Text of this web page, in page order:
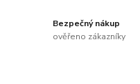
Bezpečný nákup
ověřeno zákazníky